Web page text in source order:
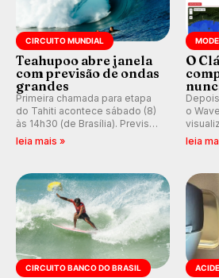
CIRCUITO MUNDIAL
Teahupoo abre janela
com previsão de ondas
grandes
Primeira chamada para etapa
do Tahiti acontece sábado (8)
às 14h30 (de Brasília). Previsão
indica swell consistente.
Kelly Slater convidado.
leia mais »
O
o
leia
CIRCUITO BANCO DO BRASIL